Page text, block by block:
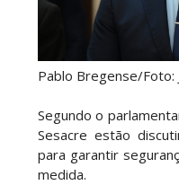
Pablo Bregense/Foto:
Segundo o
Sesacre estão
para garantir
medida.